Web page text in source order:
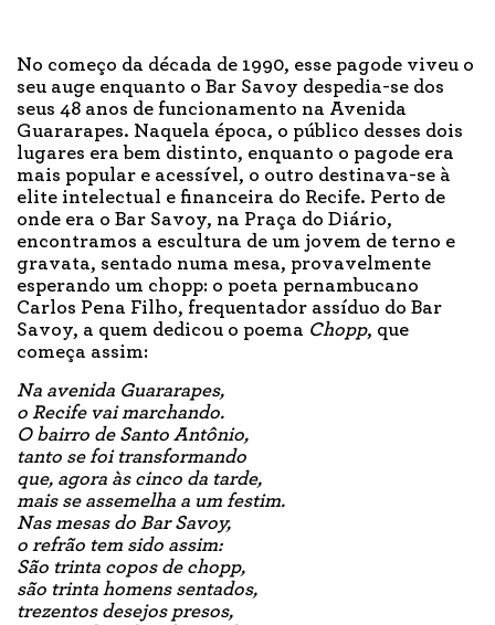
No começo da década de 1990, esse pagode viveu o
seu auge enquanto o Bar Savoy despedia-se dos
seus 48 anos de funcionamento na Avenida
Guararapes. Naquela época, o público desses dois
lugares era bem distinto, enquanto o pagode era
mais popular e acessível, o outro destinava-se à
elite intelectual e financeira do Recife. Perto de
onde era o Bar Savoy, na Praça do Diário,
encontramos a escultura de um jovem de terno e
gravata, sentado numa mesa, provavelmente
esperando um chopp: o poeta pernambucano
Carlos Pena Filho, frequentador assíduo do Bar
Savoy, a quem dedicou o poema Chopp, que
começa assim:
Na avenida Guararapes,
o Recife vai marchando.
O bairro de Santo Antônio,
tanto se foi transformando
que, agora às cinco da tarde,
mais se assemelha a um festim.
Nas mesas do Bar Savoy,
o refrão tem sido assim:
São trinta copos de chopp,
são trinta homens sentados,
trezentos desejos presos,